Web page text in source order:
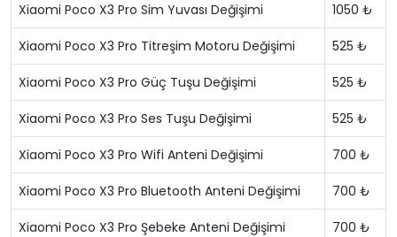
Xiaomi Poco X3 Pro Sim Yuvası Değişimi 1050 ₺
Xiaomi Poco X3 Pro Titreşim Motoru Değişimi 525 ₺
Xiaomi Poco X3 Pro Güç Tuşu Değişimi 525 ₺
Xiaomi Poco X3 Pro Ses Tuşu Değişimi 525 ₺
Xiaomi Poco X3 Pro Wifi Anteni Değişimi 700 ₺
Xiaomi Poco X3 Pro Bluetooth Anteni Değişimi 700 ₺
Xiaomi Poco X3 Pro Şebeke Anteni Değişimi 700 ₺